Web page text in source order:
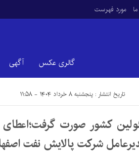
مورد فهرست
گالری عکس آگهی
تاریخ انتشار : پنجشنبه ۸ خرداد ۱۴۰۴ - ۱۱:۵۸
کشور صورت
شرکت پالایش نفت